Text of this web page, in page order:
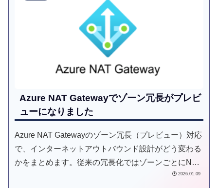
Azure NAT Gatewayでゾーン冗長がプレビ
ューになりました
Azure NAT Gatewayのゾーン冗長（プレビュー）対応
で、インターネットアウトバウンド設計がどう変わる
かをまとめます。従来の冗長化ではゾーンごとにNAT
Gatewayを用意し、サブネットも分ける必要があり、
2026.01.09